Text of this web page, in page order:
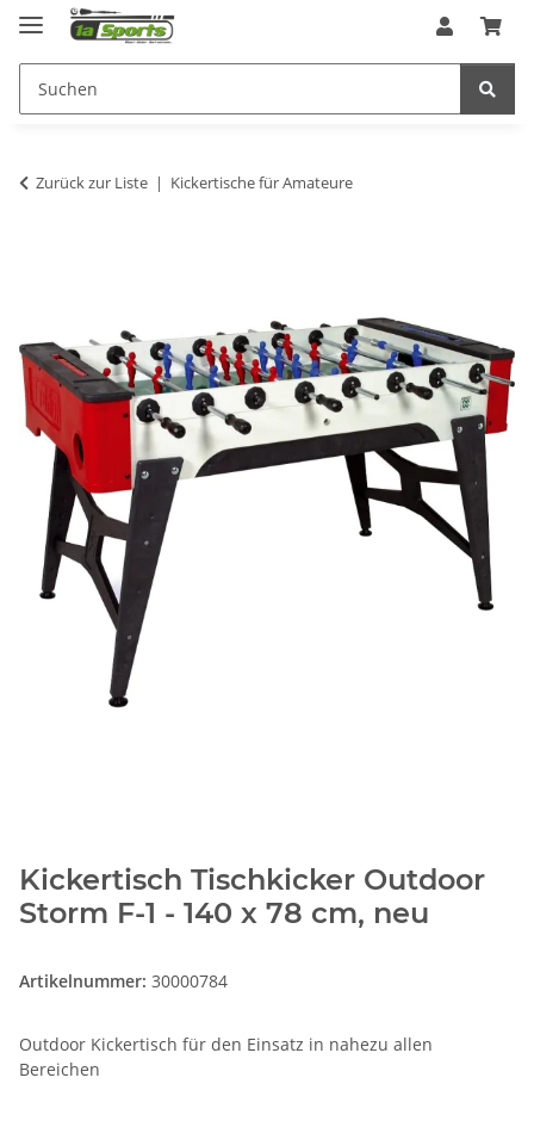
Zurück zur Liste Kickertische für Amateure
Kickertisch Tischkicker Outdoor
Storm F-1 - 140 x 78 cm, neu
Artikelnummer: 30000784
Outdoor Kickertisch für den Einsatz in nahezu allen
Bereichen